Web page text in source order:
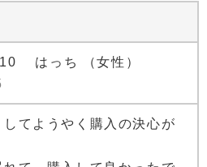
はっち （女性）
てようやく購入の決心が